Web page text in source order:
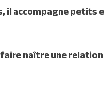
accompagne petits
naître une